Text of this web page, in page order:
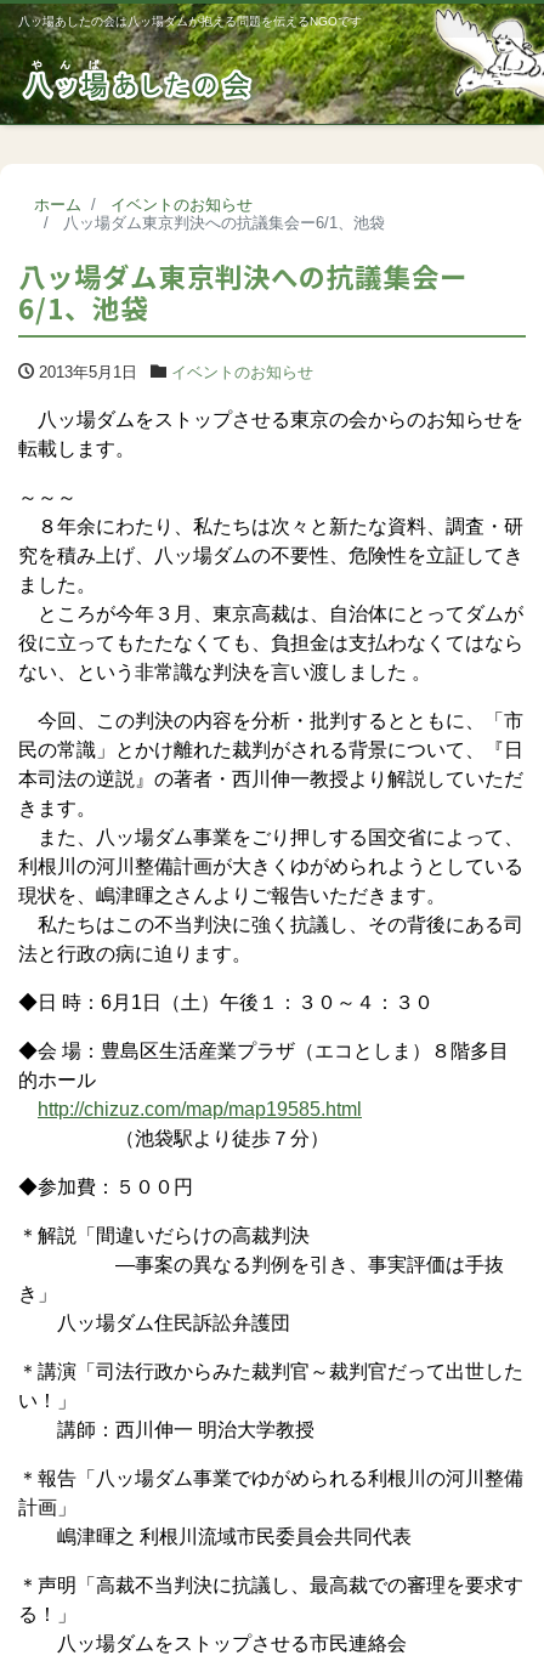
八ッ場あしたの会は八ッ場ダムが抱える問題を伝えるNGOです
ホーム
イベントのお知らせ
八ッ場ダム東京判決への抗議集会ー6/1、池袋
八ッ場ダム東京判決への抗議集会ー
6/1、池袋
2013年5月1日 イベントのお知らせ
八ッ場ダムをストップさせる東京の会からのお知らせを
転載します。
～～～
８年余にわたり、私たちは次々と新たな資料、調査・研
究を積み上げ、八ッ場ダムの不要性、危険性を立証してき
ました。
ところが今年３月、東京高裁は、自治体にとってダムが
役に立ってもたたなくても、負担金は支払わなくてはなら
ない、という非常識な判決を言い渡しました 。
今回、この判決の内容を分析・批判するとともに、「市
民の常識」とかけ離れた裁判がされる背景について、『日
本司法の逆説』の著者・西川伸一教授より解説していただ
きます。
また、八ッ場ダム事業をごり押しする国交省によって、
利根川の河川整備計画が大きくゆがめられようとしている
現状を、嶋津暉之さんよりご報告いただきます。
私たちはこの不当判決に強く抗議し、その背後にある司
法と行政の病に迫ります。
◆日 時：6月1日（土）午後１：３０～４：３０
◆会 場：豊島区生活産業プラザ（エコとしま）８階多目
的ホール
http://chizuz.com/map/map19585.html
（池袋駅より徒歩７分）
◆参加費：５００円
＊解説「間違いだらけの高裁判決
―事案の異なる判例を引き、事実評価は手抜
き」
八ッ場ダム住民訴訟弁護団
＊講演「司法行政からみた裁判官～裁判官だって出世した
い！」
講師：西川伸一 明治大学教授
＊報告「八ッ場ダム事業でゆがめられる利根川の河川整備
計画」
嶋津暉之 利根川流域市民委員会共同代表
＊声明「高裁不当判決に抗議し、最高裁での審理を要求す
る！」
八ッ場ダムをストップさせる市民連絡会